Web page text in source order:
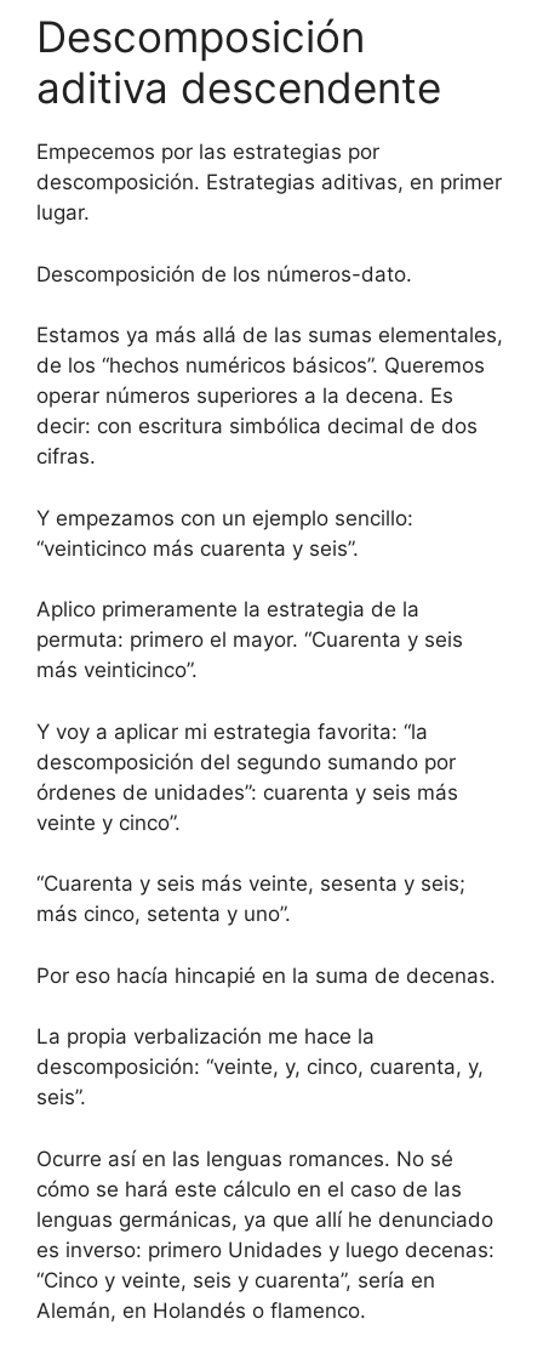
Descomposición
aditiva descendente
Empecemos por las estrategias por
descomposición. Estrategias aditivas, en primer
lugar.
Descomposición de los números-dato.
Estamos ya más allá de las sumas elementales,
de los “hechos numéricos básicos”. Queremos
operar números superiores a la decena. Es
decir: con escritura simbólica decimal de dos
cifras.
Y empezamos con un ejemplo sencillo:
“veinticinco más cuarenta y seis”.
Aplico primeramente la estrategia de la
permuta: primero el mayor. “Cuarenta y seis
más veinticinco”.
Y voy a aplicar mi estrategia favorita: “la
descomposición del segundo sumando por
órdenes de unidades”: cuarenta y seis más
veinte y cinco”.
“Cuarenta y seis más veinte, sesenta y seis;
más cinco, setenta y uno”.
Por eso hacía hincapié en la suma de decenas.
La propia verbalización me hace la
descomposición: “veinte, y, cinco, cuarenta, y,
seis”.
Ocurre así en las lenguas romances. No sé
cómo se hará este cálculo en el caso de las
lenguas germánicas, ya que allí he denunciado
es inverso: primero Unidades y luego decenas:
“Cinco y veinte, seis y cuarenta”, sería en
Alemán, en Holandés o flamenco.